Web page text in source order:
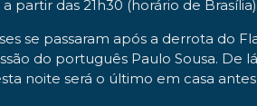
partir das 21h30 (horário de
se passaram após a derrota do
do português Paulo Sousa. De
noite será o último em casa